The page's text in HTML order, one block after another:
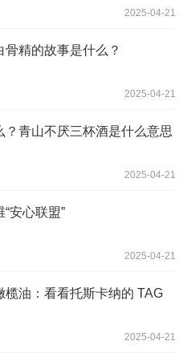
2025-04-21
精的故事是什么？
2025-04-21
青山不厌三杯酒是什么意思
2025-04-21
安心联盟”
2025-04-21
油：看看托斯卡纳的 TAG
2025-04-21